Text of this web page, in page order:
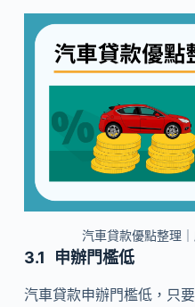
汽車貸款優點整理
申辦門檻低
汽車貸款申辦門檻低，只